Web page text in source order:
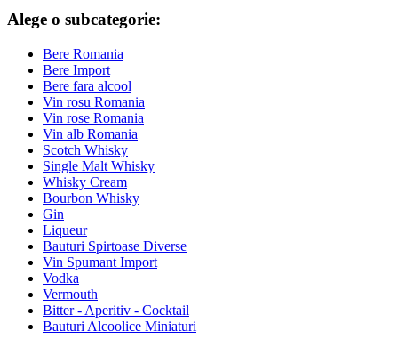
Alege o subcategorie:
Bere Romania
Bere Import
Bere fara alcool
Vin rosu Romania
Vin rose Romania
Vin alb Romania
Scotch Whisky
Single Malt Whisky
Whisky Cream
Bourbon Whisky
Gin
Liqueur
Bauturi Spirtoase Diverse
Vin Spumant Import
Vodka
Vermouth
Bitter - Aperitiv - Cocktail
Bauturi Alcoolice Miniaturi